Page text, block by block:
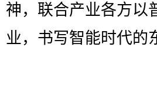
神，联合产业各方以
业，书写智能时代的